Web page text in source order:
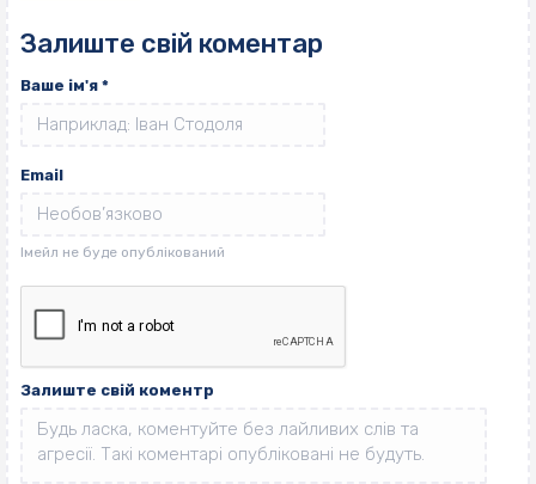
Залиште свій коментар
Ваше ім'я *
Email
Залиште свій коментр